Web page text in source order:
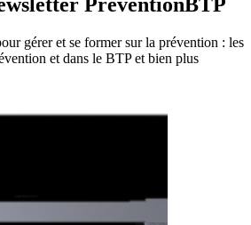
gérer et se former sur la prévention : les
et dans le BTP et bien plus